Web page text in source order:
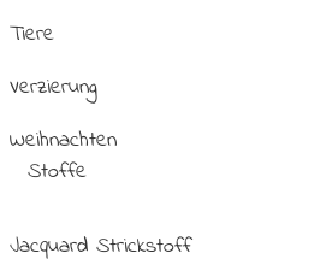
Tiere
Verzierung
Weihnachten
Stoffe
Jacquard Strickstoff